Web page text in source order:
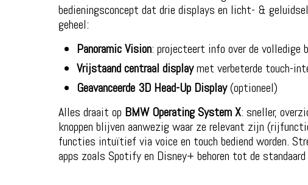
bedieningsconcept dat drie displays en licht- &
geheel:
Panoramic Vision: projecteert info over de volledige
Vrijstaand centraal displaymet verbeterde touch-
Geavanceerde 3D Head-Up Display(optioneel)
Alles draait op BMW Operating System X: sneller,
knoppen blijven aanwezig waar ze relevant zijn
functies intuïtief via voice en touch bediend worden.
apps zoals Spotify en Disney+ behoren tot de